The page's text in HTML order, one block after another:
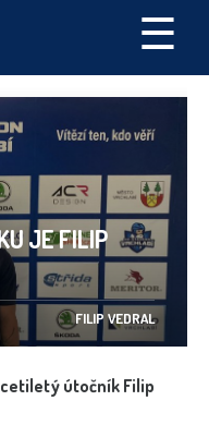
☰
JE FILIP
FILIP VEDRAL
útočník Filip